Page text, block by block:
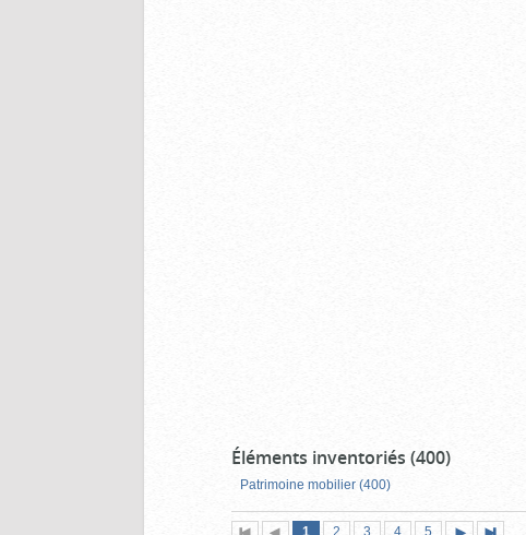
Éléments inventoriés (400)
Patrimoine mobilier (400)
Page
(pagePagePagePagePage